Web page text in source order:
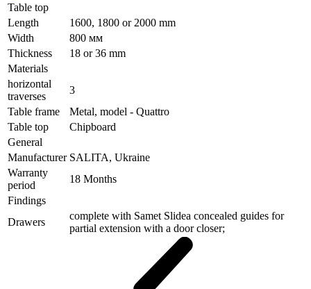
Table top
Length
1600, 1800 or 2000 mm
Width
800 мм
Thickness
18 or 36 mm
Materials
horizontal
traverses
3
Table frame
Metal, model - Quattro
Table top
Chipboard
General
Manufacturer SALITA, Ukraine
Warranty
period
18 Months
Findings
Drawers
complete with Samet Slidea concealed guides for
partial extension with a door closer;